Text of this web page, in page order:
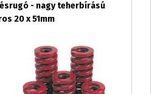
- nagy teherbírású
20 x 51mm